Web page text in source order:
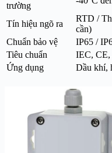
trường
Tín hiệu ngõ ra
RTD /
cần)
Chuẩn bảo vệ
IP65 /
Tiêu chuẩn
IEC,
Ứng dụng
Dầu khí,